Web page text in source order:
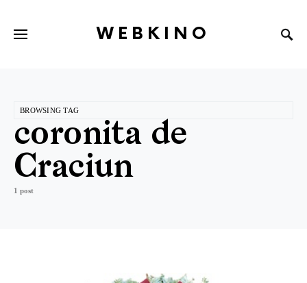
WEBKINO
BROWSING TAG
coronita de
Craciun
1 post